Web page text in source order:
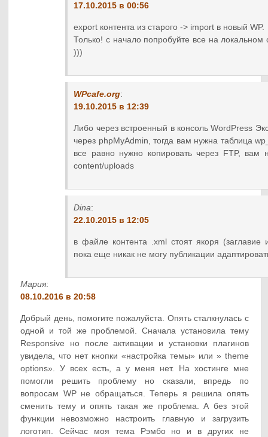
17.10.2015 в 00:56
export контента из старого -> import в новый WP.
Только! с начало попробуйте все на
)))
WPcafe.org:
19.10.2015 в 12:39
Либо через встроенный в консоль WordPress
через phpMyAdmin, тогда вам нужна таблица
все равно нужно копировать через FTP, вам
content/uploads
Dina:
22.10.2015 в 12:05
в файле контента .xml стоят якоря
пока еще никак не могу публикации
Мария:
08.10.2016 в 20:58
Добрый день, помогите пожалуйста. Опять сталкнулась с
одной и той же проблемой. Сначала установила тему
Responsive но после активации и установки плагинов
увидела, что нет кнопки «настройка темы» или » theme
options». У всех есть, а у меня нет. На хостинге мне
помогли решить проблему но сказали, впредь по
вопросам WP не обращаться. Теперь я решила опять
сменить тему и опять такая же проблема. А без этой
функции невозможно настроить главную и загрузить
логотип. Сейчас моя тема Рэмбо но и в других не